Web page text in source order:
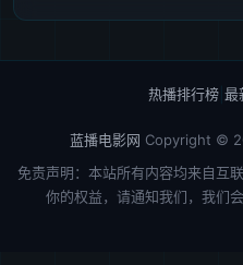
热播排行榜| 最
蓝播电影网 Copyright ©
免责声明：本站所有内容均来自互
你的权益，请通知我们，我们